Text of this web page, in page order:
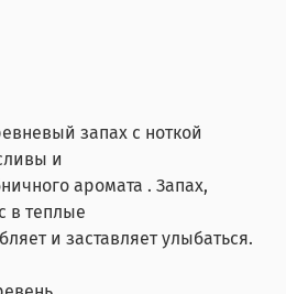
запах с ноткой
и
аромата . Запах,
в теплые
и заставляет улыбаться.